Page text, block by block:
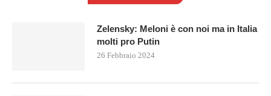
Zelensky: Meloni è con noi ma in Italia
molti pro Putin
26 Febbraio 2024